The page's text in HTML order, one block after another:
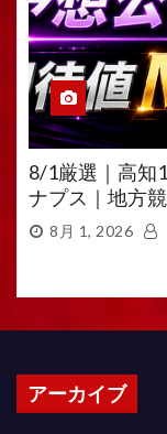
8/1厳選｜高知
ナプス｜地方
8月 1, 2026
アーカイブ